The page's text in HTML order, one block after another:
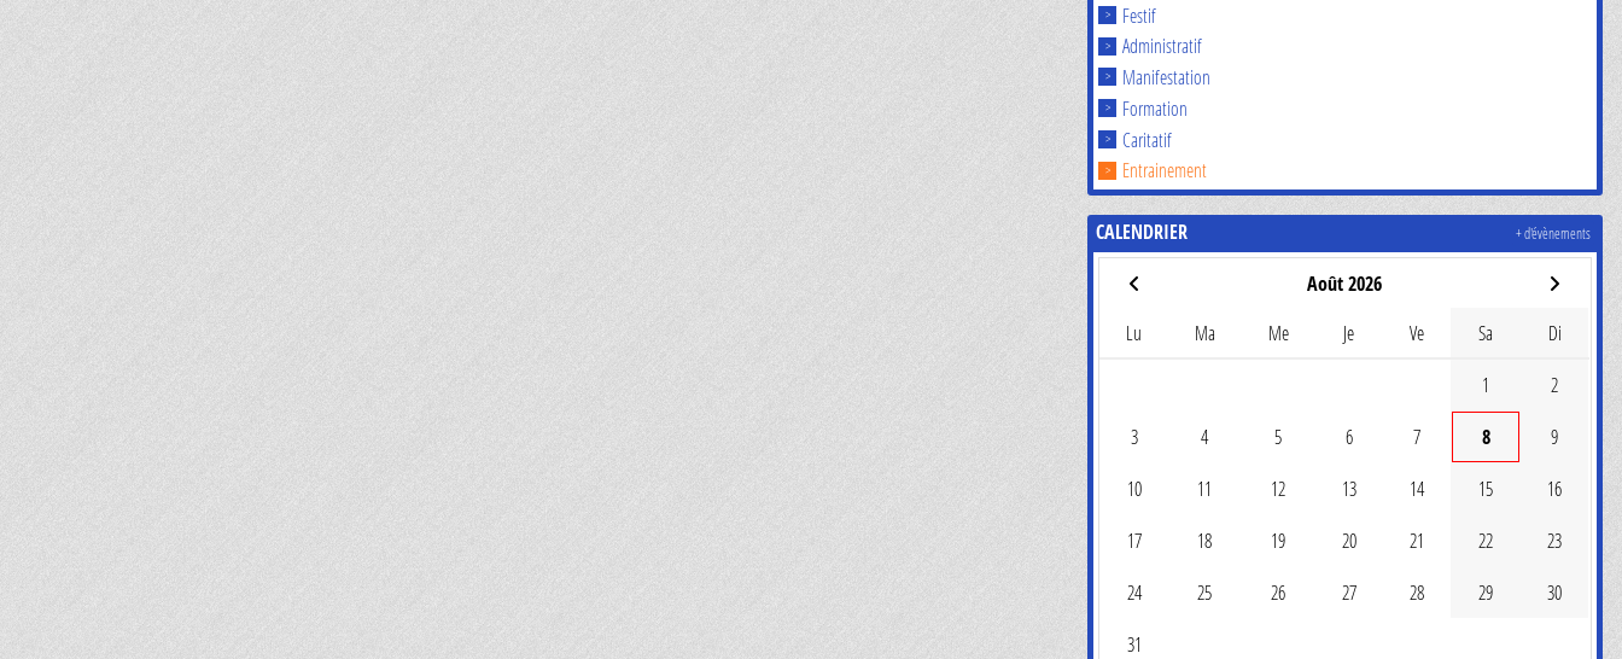
Festif
Administratif
Manifestation
Formation
Caritatif
Entrainement
CALENDRIER
Août 2026
Lu Ma Me Je Ve Sa Di
1 2
3 4 5 6 7 8 9
10 11 12 13 14 15 16
17 18 19 20 21 22 23
24 25 26 27 28 29 30
31
+ d'évènements